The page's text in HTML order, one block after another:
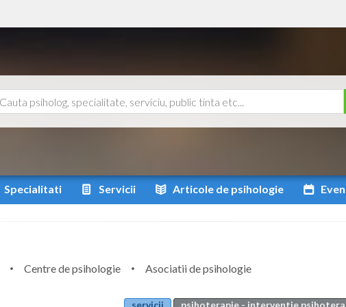
Specialitati Servicii Articole de psihologie
Centre de psihologie
Asociatii de psihologie
servicii
psihoterapie - interventie